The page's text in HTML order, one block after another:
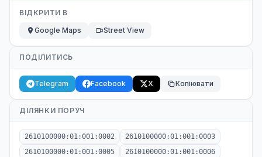
ВІДКРИТИ В
Google Maps
Street View
ПОДІЛИТИСЬ
Telegram Facebook X Копіювати
ДІЛЯНКИ ПОРУЧ
2610100000:01:001:0002
2610100000:01:001:0003
2610100000:01:001:0005
2610100000:01:001:0006